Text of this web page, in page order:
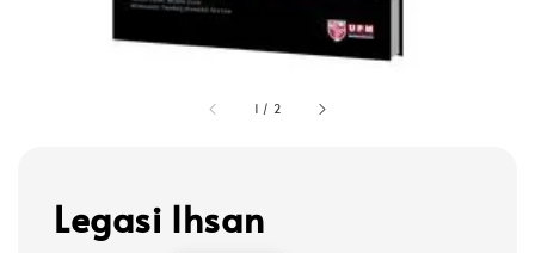
1 / 2
Legasi Ihsan